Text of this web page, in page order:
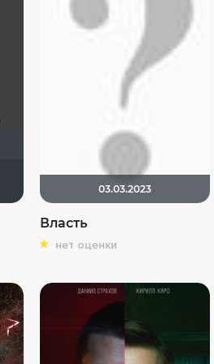
didak2002
gavrilenko8815
03.03.2023
Власть
нет оценки